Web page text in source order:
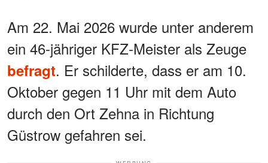
Am 22. Mai 2026 wurde unter anderem
ein 46-jähriger KFZ-Meister als Zeuge
befragt. Er schilderte, dass er am 10.
Oktober gegen 11 Uhr mit dem Auto
durch den Ort Zehna in Richtung
Güstrow gefahren sei.